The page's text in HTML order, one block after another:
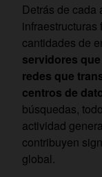
Detrás de cada
cantidades de
servidores
redes que
centros de
búsquedas,
actividad
contribuyen
global.